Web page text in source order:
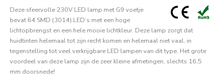
Deze sfeervolle 230V LED lamp met G9 voetje
bevat 64 SMD (3014) LED’s met een hoge
lichtopbrengst en een hele mooie lichtkleur. Deze lamp zorgt dat
huidtinten helemaal tot zijn recht komen en helemaal niet vaal, in
tegenstelling tot veel verkrijgbare LED lampen van dit type. Het grote
voordeel van deze lamp zijn de zeer kleine afmetingen, slechts 16,5
mm doorsnede!